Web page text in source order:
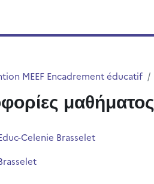
MEEF Encadrement éducatif
μαθήματος
Celenie Brasselet